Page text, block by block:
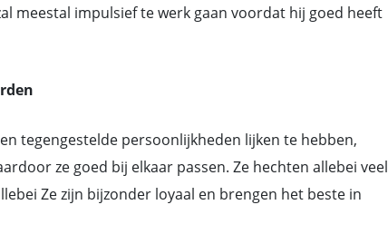
meestal impulsief te werk gaan voordat hij goed heeft
tegengestelde persoonlijkheden lijken te hebben,
ze goed bij elkaar passen. Ze hechten allebei veel
Ze zijn bijzonder loyaal en brengen het beste in